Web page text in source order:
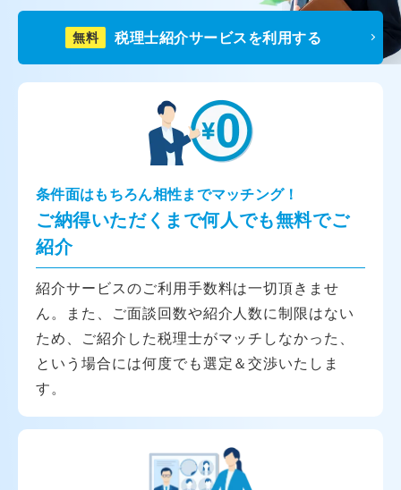
無料 税理士紹介サービスを利用する
条件面はもちろん相性までマッチング！
ご納得いただくまで何人でも無料でご
紹介
紹介サービスのご利用手数料は一切頂きませ
ん。また、ご面談回数や紹介人数に制限はない
ため、ご紹介した税理士がマッチしなかった、
という場合には何度でも選定＆交渉いたしま
す。